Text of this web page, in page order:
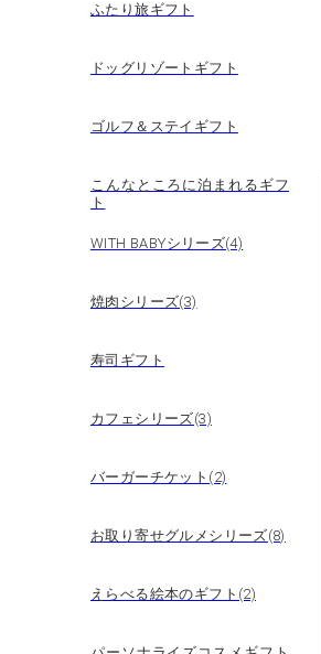
ふたり旅ギフト
ドッグリゾートギフト
ゴルフ＆ステイギフト
こんなところに泊まれるギフ
ト
WITH BABYシリーズ(4)
焼肉シリーズ(3)
寿司ギフト
カフェシリーズ(3)
バーガーチケット(2)
お取り寄せグルメシリーズ(8)
えらべる絵本のギフト(2)